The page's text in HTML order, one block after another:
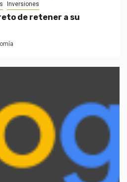
Inversiones
de retener a su